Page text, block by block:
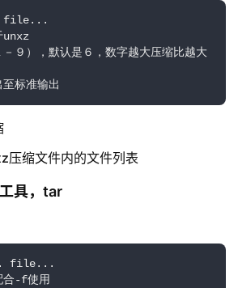
file...
unxz
９），默认是６，数字越大压缩比越大
标准输出
压缩文件内的文件列表
具，tar
file...
合-f使用